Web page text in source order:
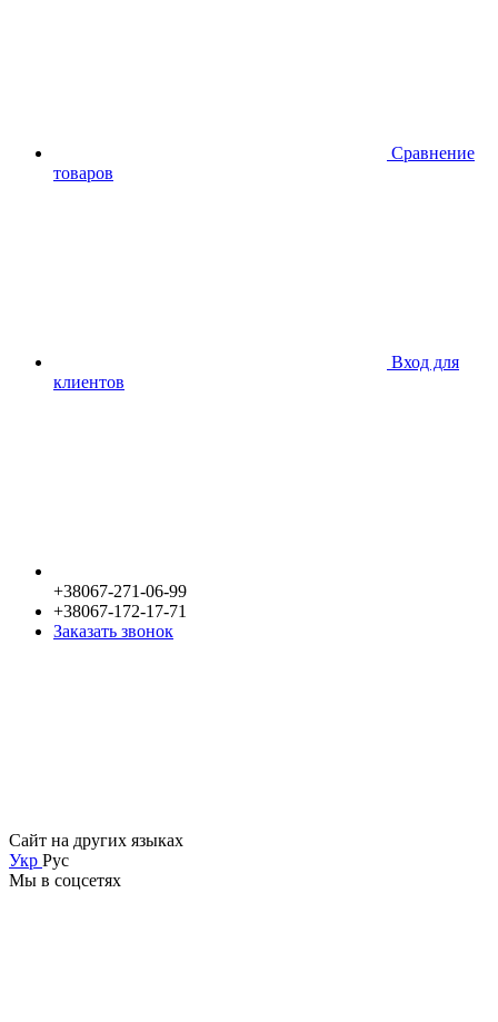
Сравнение
товаров
Вход для
клиентов
+38067-271-06-99
+38067-172-17-71
Заказать звонок
Сайт на других языках
Укр Рус
Мы в соцсетях